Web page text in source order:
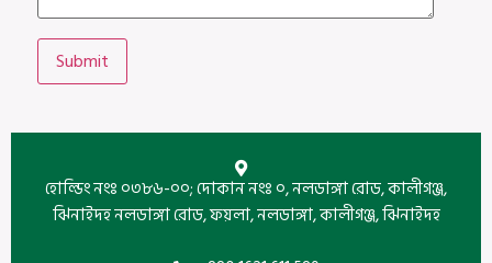
হোল্ডিং নংঃ ০৩৮৬-০০; দোকান নংঃ ০, নলডাঙ্গা রোড, কালীগঞ্জ,
ঝিনাইদহ নলডাঙ্গা রোড, ফয়লা, নলডাঙ্গা, কালীগঞ্জ, ঝিনাইদহ